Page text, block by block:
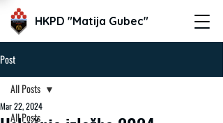
HKPD "Matija Gubec"
Post
All Posts
All Posts
Mar 22, 2024